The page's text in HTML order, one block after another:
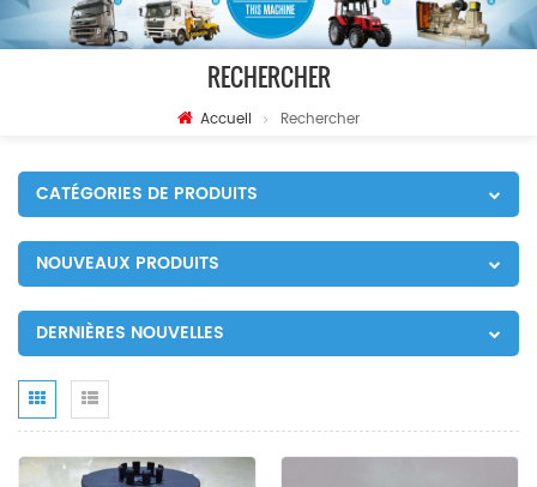
RECHERCHER
Accueil Rechercher
CATÉGORIES DE PRODUITS
NOUVEAUX PRODUITS
DERNIÈRES NOUVELLES